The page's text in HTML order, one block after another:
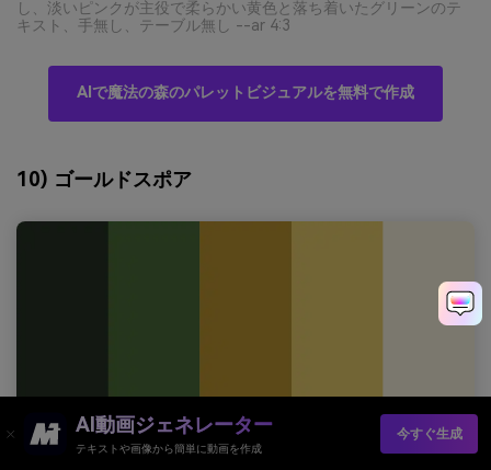
し、淡いピンクが主役で柔らかい黄色と落ち着いたグリーンのテ
キスト、手無し、テーブル無し --ar 4:3
AIで魔法の森のパレットビジュアルを無料で作成
10) ゴールドスポア
AI動画ジェネレーター
テキストや画像から簡単に動画を作成
今すぐ生成